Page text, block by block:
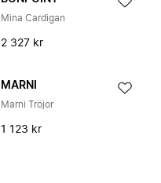
Mina Cardigan
2 327 kr
MARNI
Marni Tröjor
1 123 kr